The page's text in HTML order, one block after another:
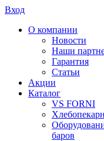
Вход
О компании
Новости
Наши
Гарантия
Статьи
Акции
Каталог
VS FORNI
баров